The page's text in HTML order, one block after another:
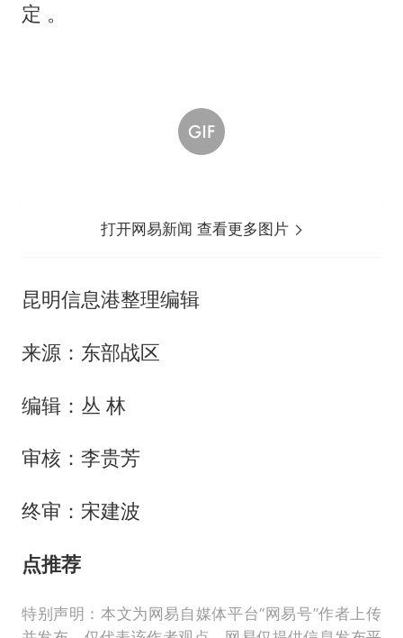
定 。
打开网易新闻 查看更多图片
昆明信息港整理编辑
来源：东部战区
编辑：丛 林
审核：李贵芳
终审：宋建波
点推荐
特别声明：本文为网易自媒体平台“网易号”作者上传